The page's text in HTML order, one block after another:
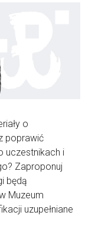
o
poprawić
uczestnikach i
Zaproponuj
będą
Muzeum
uzupełniane